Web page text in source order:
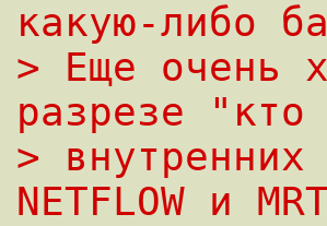
какую-либо
> Еще очень
разрезе
>
NETFLOW и